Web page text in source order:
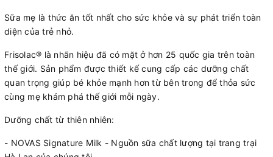
Sữa mẹ là thức ăn tốt nhất cho sức khỏe và sự phát triển toàn
diện của trẻ nhỏ.
Frisolac® là nhãn hiệu đã có mặt ở hơn 25 quốc gia trên toàn
thế giới. Sản phẩm được thiết kế cung cấp các dưỡng chất
quan trọng giúp bé khỏe mạnh hơn từ bên trong để thỏa sức
cùng mẹ khám phá thế giới mỗi ngày.
Dưỡng chất từ thiên nhiên:
- NOVAS Signature Milk - Nguồn sữa chất lượng tại trang trại